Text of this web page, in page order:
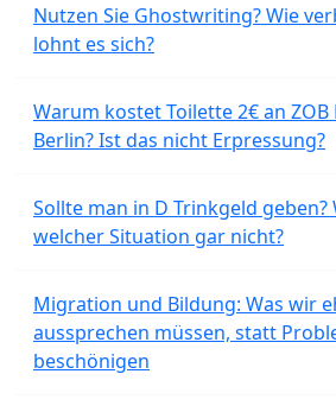
Nutzen Sie Ghostwriting? Wie
lohnt es sich?
Warum kostet Toilette 2€ an
Berlin? Ist das nicht Erpressung?
Sollte man in D Trinkgeld geben?
welcher Situation gar nicht?
Migration und Bildung: Was wir
aussprechen müssen, statt
beschönigen